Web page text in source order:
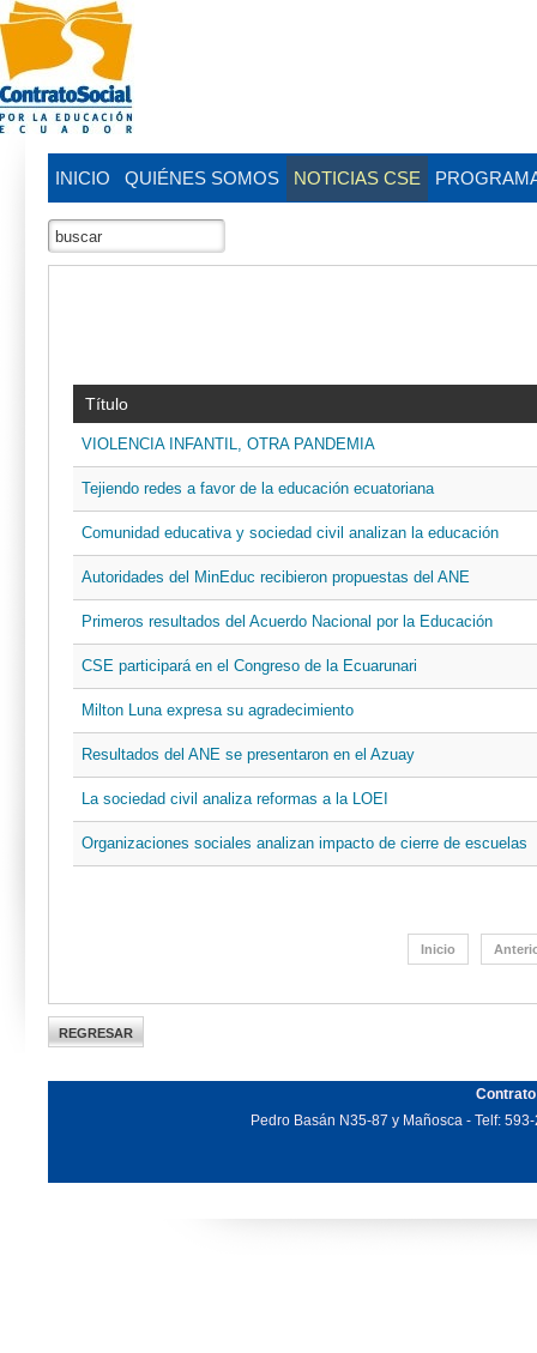
INICIO QUIÉNES SOMOS NOTICIAS CSE
Título
VIOLENCIA INFANTIL, OTRA PANDEMIA
Tejiendo redes a favor de la educación ecuatoriana
Comunidad educativa y sociedad civil analizan la educación
Autoridades del MinEduc recibieron propuestas del ANE
Primeros resultados del Acuerdo Nacional por la Educación
CSE participará en el Congreso de la Ecuarunari
Milton Luna expresa su agradecimiento
Resultados del ANE se presentaron en el Azuay
La sociedad civil analiza reformas a la LOEI
Organizaciones sociales analizan impacto de cierre de escuelas
Inicio
Pedro Basán N35-87 y Mañosca - Telf: